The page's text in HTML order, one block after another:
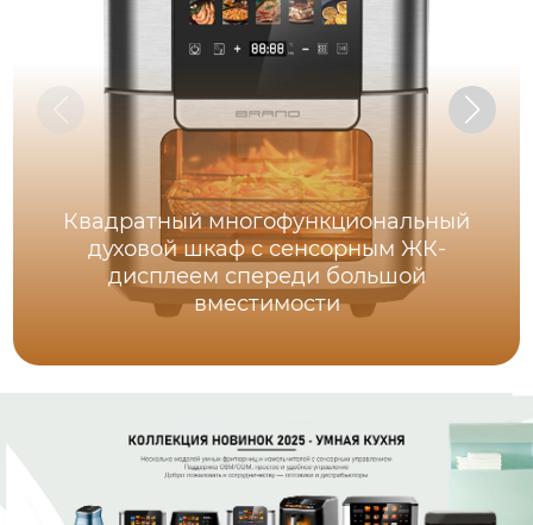
Квадратный многофункциональный
духовой шкаф с сенсорным ЖК-
дисплеем спереди большой
вместимости